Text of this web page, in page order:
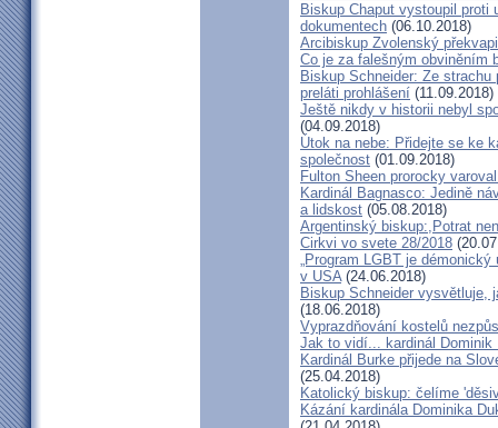
Biskup Chaput vystoupil
dokumentech (06.10.2018)
Arcibiskup Zvolenský
Co je za falešným obviněním
Biskup Schneider: Ze
preláti prohlášení (11.09.2018)
Ještě nikdy v historii nebyl
(04.09.2018)
Útok na nebe: Přidejte se ke
společnost (01.09.2018)
Fulton Sheen prorocky
Kardinál Bagnasco: Jedině
a lidskost (05.08.2018)
Argentinský biskup:,Potrat
Cirkvi vo svete 28/2018
„Program LGBT je
v USA(24.06.2018)
Biskup Schneider vysvětluje,
(18.06.2018)
Vyprazdňování kostelů
Jak to vidí... kardinál Dominik
Kardinál Burke přijede na
(25.04.2018)
Katolický biskup: čelíme
Kázání kardinála Dominika